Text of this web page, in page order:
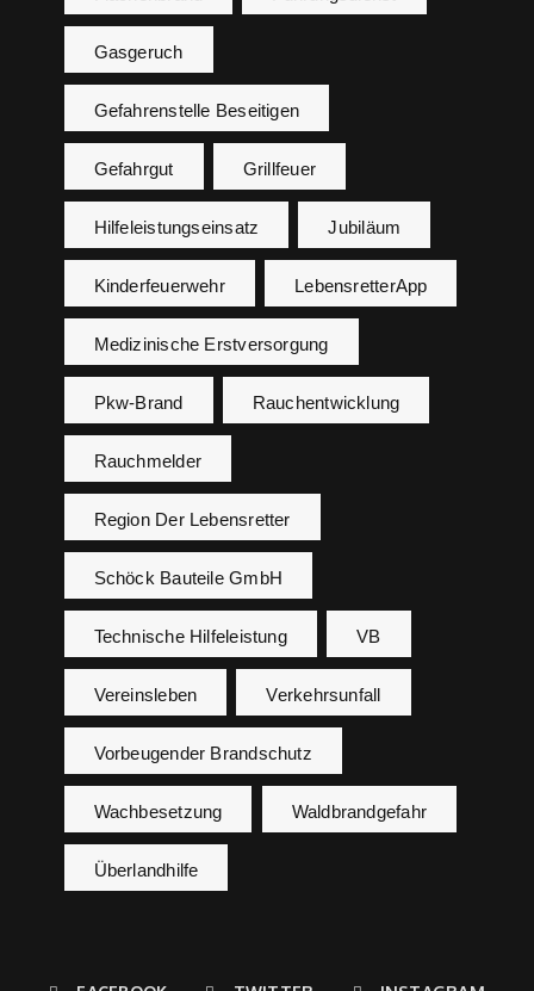
Gasgeruch
Gefahrenstelle Beseitigen
Gefahrgut Grillfeuer
Hilfeleistungseinsatz Jubiläum
Kinderfeuerwehr LebensretterApp
Medizinische Erstversorgung
Pkw-Brand Rauchentwicklung
Rauchmelder
Region Der Lebensretter
Schöck Bauteile GmbH
Technische Hilfeleistung VB
Vereinsleben Verkehrsunfall
Vorbeugender Brandschutz
Wachbesetzung Waldbrandgefahr
Überlandhilfe